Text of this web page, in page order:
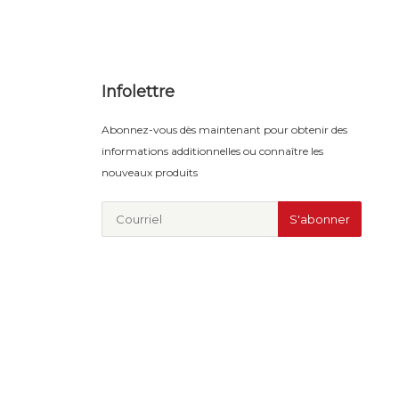
Infolettre
Abonnez-vous dès maintenant pour obtenir des
informations additionnelles ou connaître les
nouveaux produits
S'abonner